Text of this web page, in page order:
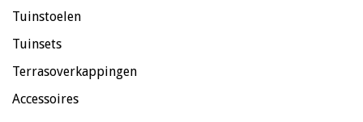
Tuinstoelen
Tuinsets
Terrasoverkappingen
Accessoires